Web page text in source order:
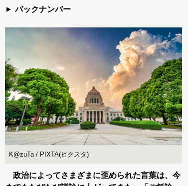
バックナンバー
K@zuTa / PIXTA(ピクスタ)
政治によってさまざまに歪められた言葉は、今